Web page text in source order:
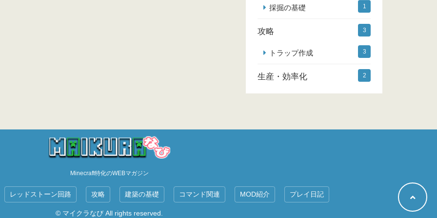
採掘の基礎 1
攻略 3
トラップ作成 3
生産・効率化 2
Minecraft特化のWEBマガジン
レッドストーン回路 攻略 建築の基礎 コマンド関連 MOD紹介 プレイ日記
© マイクラなび All rights reserved.